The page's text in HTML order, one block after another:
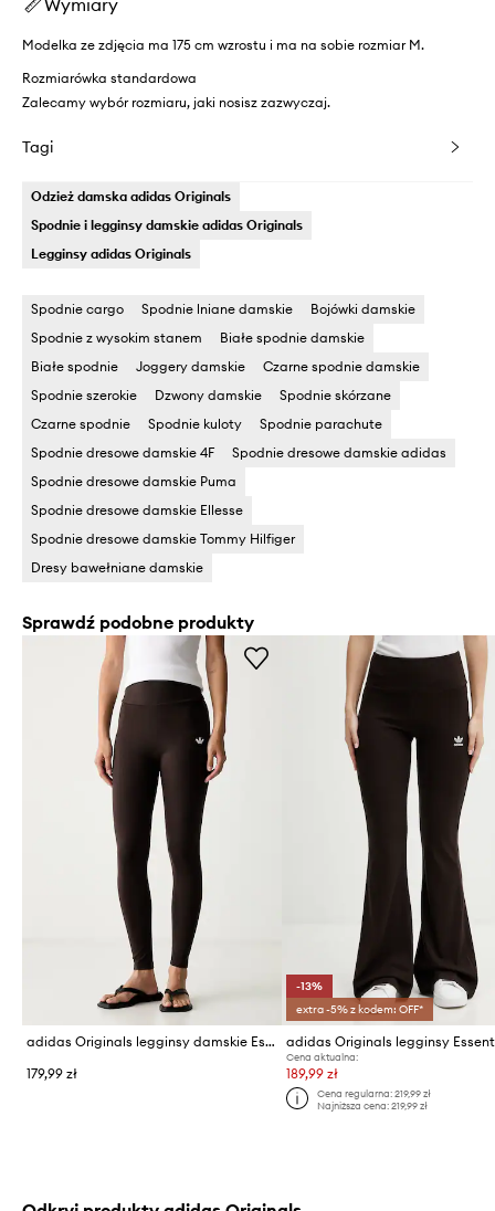
Modelka ze zdjęcia ma 175 cm wzrostu i ma na sobie rozmiar M.
Rozmiarówka standardowa
Zalecamy wybór rozmiaru, jaki nosisz zazwyczaj.
Tagi
Odzież damska adidas Originals
Spodnie i legginsy damskie adidas Originals
Legginsy adidas Originals
Spodnie cargo Spodnie lniane damskie
Bojówki damskie
Spodnie z wysokim stanem
Białe spodnie damskie
Białe spodnie
Joggery damskie
Czarne spodnie damskie
Spodnie szerokie
Dzwony damskie
Spodnie skórzane
Czarne spodnie
Spodnie kuloty
Spodnie parachute
Spodnie dresowe damskie 4F
Spodnie dresowe damskie adidas
Spodnie dresowe damskie Puma
Spodnie dresowe damskie Ellesse
Spodnie dresowe damskie Tommy Hilfiger
Dresy bawełniane damskie
Sprawdź podobne produkty
adidas Originals legginsy damskie Essentials
179,99 zł
-13%
extra -5% z kodem: OFF*
adidas Originals legginsy
Cena aktualna:
189,99 zł
Cena regularna: 219,99 zł
Najniższa cena: 219,99 zł